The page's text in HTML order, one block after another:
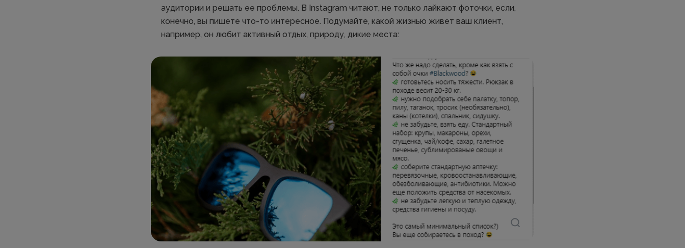
аудитории и решать ее проблемы. В Instagram читают, не только лайкают фоточки, если,
конечно, вы пишете что-то интересное. Подумайте, какой жизнью живет ваш клиент,
например, он любит активный отдых, природу, дикие места: